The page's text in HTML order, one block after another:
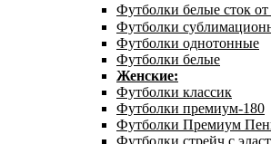
Футболки белые сток
Футболки
Футболки однотонные
Футболки белые
Женские:
Футболки классик
Футболки премиум-180
Футболки Премиум
Футболки стрейч с